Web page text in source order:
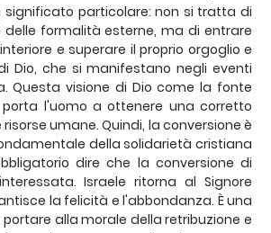
significato particolare: non si tratta di
delle formalità esterne, ma di entrare
e superare il proprio orgoglio e
Dio, che si manifestano negli eventi
Questa visione di Dio come la fonte
l'uomo a ottenere una corretto
umane. Quindi, la conversione è
della solidarietà cristiana
dire che la conversione di
Israele ritorna al Signore
la felicità e l'abbondanza. È una
alla morale della retribuzione e